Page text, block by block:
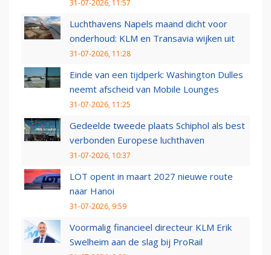
31-07-2026, 11:57
Luchthavens Napels maand dicht voor
onderhoud: KLM en Transavia wijken uit
31-07-2026, 11:28
Einde van een tijdperk: Washington Dulles
neemt afscheid van Mobile Lounges
31-07-2026, 11:25
Gedeelde tweede plaats Schiphol als best
verbonden Europese luchthaven
31-07-2026, 10:37
LOT opent in maart 2027 nieuwe route
naar Hanoi
31-07-2026, 9:59
Voormalig financieel directeur KLM Erik
Swelheim aan de slag bij ProRail